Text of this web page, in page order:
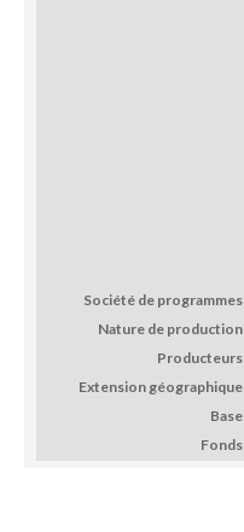
Société de programmes
Nature de production
Producteurs
Extension géographique
Base
Fonds